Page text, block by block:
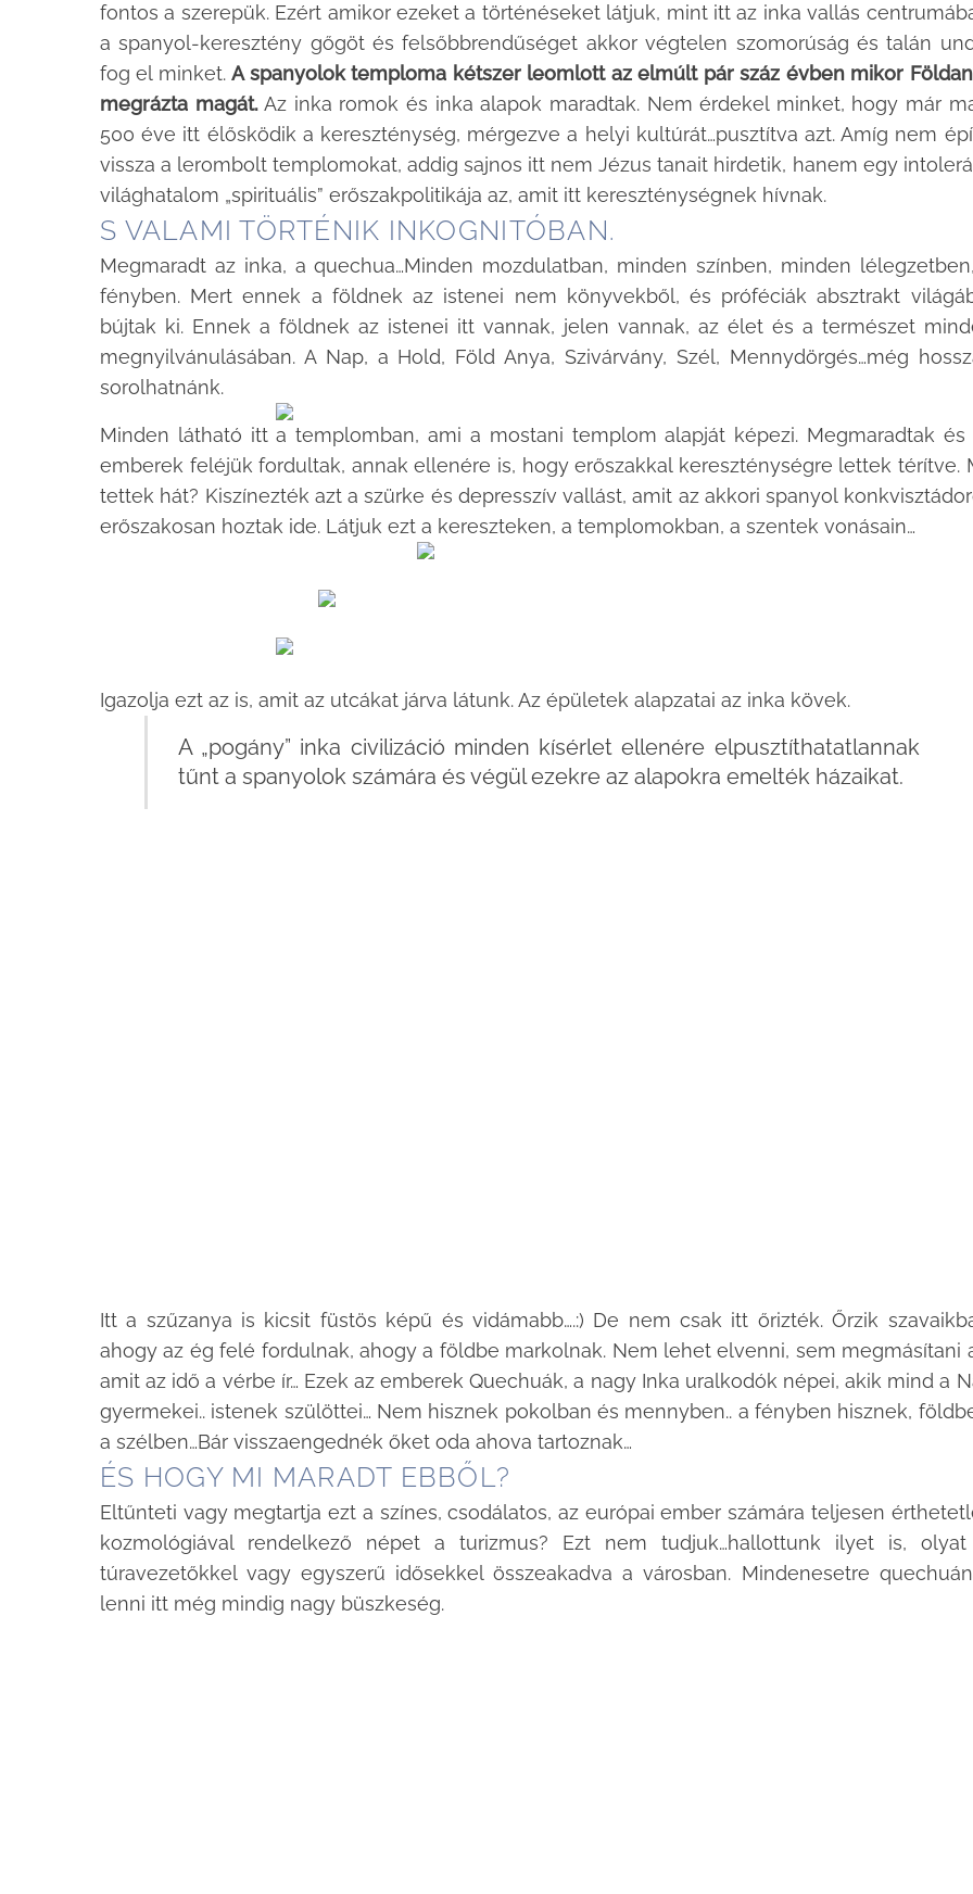
fontos a szerepük. Ezért amikor ezeket a történéseket látjuk, mint itt az inka vallás
a spanyol-keresztény gőgöt és felsőbbrendűséget akkor végtelen szomorúság és talán
fog el minket.A spanyolok temploma kétszer leomlott az elmúlt pár száz évben mikor
megrázta magát.Az inka romok és inka alapok maradtak. Nem érdekel minket, hogy már
500 éve itt élősködik a kereszténység, mérgezve a helyi kultúrát…pusztítva azt. Amíg nem
vissza a lerombolt templomokat, addig sajnos itt nem Jézus tanait hirdetik, hanem egy
világhatalom „spirituális” erőszakpolitikája az, amit itt kereszténységnek hívnak.
S VALAMI TÖRTÉNIK INKOGNITÓBAN.
Megmaradt az inka, a quechua…Minden mozdulatban, minden színben, minden
fényben. Mert ennek a földnek az istenei nem könyvekből, és próféciák absztrakt
bújtak ki. Ennek a földnek az istenei itt vannak, jelen vannak, az élet és a természet
megnyilvánulásában. A Nap, a Hold, Föld Anya, Szivárvány, Szél, Mennydörgés…még
sorolhatnánk.
Minden látható itt a templomban, ami a mostani templom alapját képezi. Megmaradtak és
emberek feléjük fordultak, annak ellenére is, hogy erőszakkal kereszténységre lettek térítve.
tettek hát? Kiszínezték azt a szürke és depresszív vallást, amit az akkori spanyol
erőszakosan hoztak ide. Látjuk ezt a kereszteken, a templomokban, a szentek vonásain…
Igazolja ezt az is, amit az utcákat járva látunk. Az épületek alapzatai az inka kövek.
A „pogány” inka civilizáció minden kísérlet ellenére elpusztíthatatlannak
tűnt a spanyolok számára és végül ezekre az alapokra emelték házaikat.
Itt a szűzanya is kicsit füstös képű és vidámabb….:) De nem csak itt őrizték. Őrzik
ahogy az ég felé fordulnak, ahogy a földbe markolnak. Nem lehet elvenni, sem megmásítani
amit az idő a vérbe ír… Ezek az emberek Quechuák, a nagy Inka uralkodók népei, akik mind a
gyermekei.. istenek szülöttei… Nem hisznek pokolban és mennyben.. a fényben hisznek,
a szélben…Bár visszaengednék őket oda ahova tartoznak…
ÉS HOGY MI MARADT EBBŐL?
Eltűnteti vagy megtartja ezt a színes, csodálatos, az európai ember számára teljesen
kozmológiával rendelkező népet a turizmus? Ezt nem tudjuk…hallottunk ilyet is,
túravezetőkkel vagy egyszerű idősekkel összeakadva a városban. Mindenesetre
lenni itt még mindig nagy büszkeség.